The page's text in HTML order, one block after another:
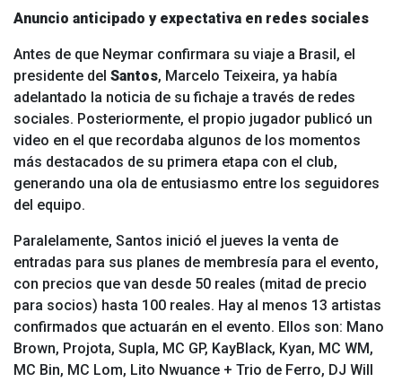
Anuncio anticipado y expectativa en redes sociales
Antes de que Neymar confirmara su viaje a Brasil, el
presidente del Santos, Marcelo Teixeira, ya había
adelantado la noticia de su fichaje a través de redes
sociales. Posteriormente, el propio jugador publicó un
video en el que recordaba algunos de los momentos
más destacados de su primera etapa con el club,
generando una ola de entusiasmo entre los seguidores
del equipo.
Paralelamente, Santos inició el jueves la venta de
entradas para sus planes de membresía para el evento,
con precios que van desde 50 reales (mitad de precio
para socios) hasta 100 reales. Hay al menos 13 artistas
confirmados que actuarán en el evento. Ellos son: Mano
Brown, Projota, Supla, MC GP, KayBlack, Kyan, MC WM,
MC Bin, MC Lom, Lito Nwuance + Trio de Ferro, DJ Will